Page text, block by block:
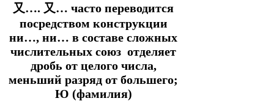
又…. 又… часто переводится
посредством конструкции
ни…, ни… в составе сложных
числительных союз отделяет
дробь от целого числа,
меньший разряд от большего;
Ю (фамилия)